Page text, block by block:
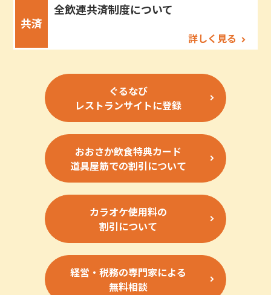
共済
全飲連共済制度について
詳しく見る
ぐるなび
レストランサイトに登録
おおさか飲食特典カード
道具屋筋での割引について
カラオケ使用料の
割引について
経営・税務の専門家による
無料相談